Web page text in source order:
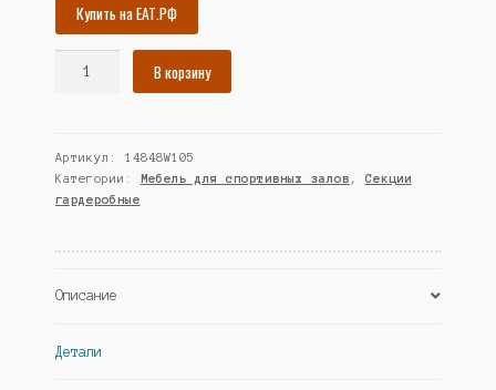
Купить на ЕАТ.РФ
раздевалок
"ТРЕНЕР"
№2А,
Сонома
Дуб
(Westcom)
В корзину
Артикул:14848W105
Категории: Мебель для спортивных залов , Секции
гардеробные
Описание
Детали